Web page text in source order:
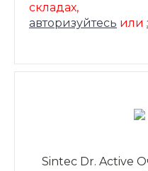
складах,
авторизуйтесь или
Sintec Dr. Active